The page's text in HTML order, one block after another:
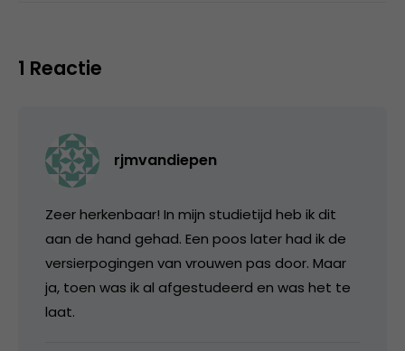
1 Reactie
rjmvandiepen
Zeer herkenbaar! In mijn studietijd heb ik dit
aan de hand gehad. Een poos later had ik de
versierpogingen van vrouwen pas door. Maar
ja, toen was ik al afgestudeerd en was het te
laat.